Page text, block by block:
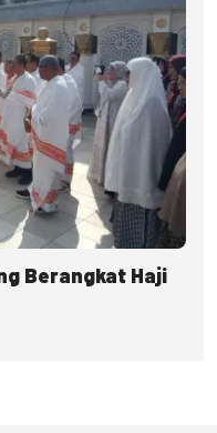
Berangkat Haji